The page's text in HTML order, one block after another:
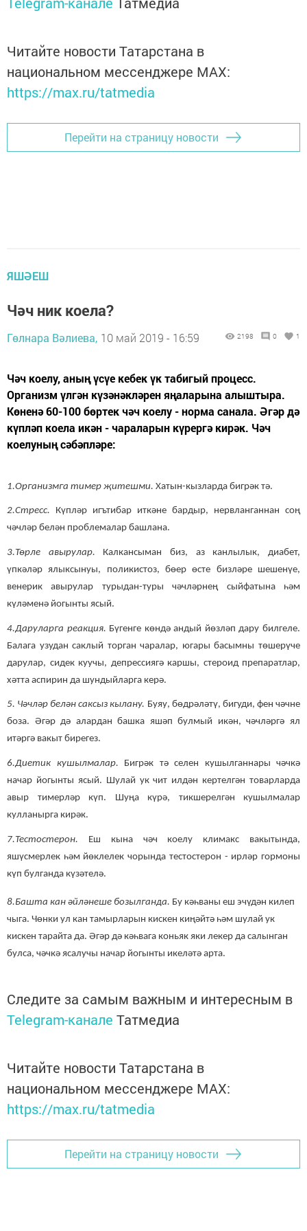
Читайте новости Татарстана в
национальном мессенджере MАХ:
https://max.ru/tatmedia
Перейти на страницу новости
ЯШӘЕШ
Чәч ник коела?
Гөлнара Вәлиева, 10 май 2019 - 16:59 2198 0 1
Чәч коелу, аның үсүе кебек үк табигый процесс.
Организм үлгән күзәнәкләрен яңаларына алыштыра.
Көненә 60-100 бөртек чәч коелу - норма санала. Әгәр дә
күпләп коела икән - чараларын күрергә кирәк. Чәч
коелуның сәбәпләре:
1.Организмга тимер җитешми. Хатын-кызларда бигрәк тә.
2.Стресс. Күпләр игътибар иткәне бардыр, нервланганнан соң
чәчләр белән проблемалар башлана.
3.Төрле авырулар.
Калкансыман биз, аз канлылык, диабет,
үпкәләр ялыксынуы, поликистоз, бөер өсте бизләре шешенүе,
венерик авырулар турыдан-туры чәчләрнең сыйфатына һәм
күләменә йогынты ясый.
4.Даруларга реакция. Бүгенге көндә андый йөзләп дару билгеле.
Балага узудан саклый торган чаралар, югары басымны төшерүче
дарулар, сидек куучы, депрессиягә каршы, стероид препаратлар,
хәтта аспирин да шундыйларга керә.
5. Чәчләр белән саксыз кылану. Буяу, бөдрәләтү, бигуди, фен чәчне
боза. Әгәр дә алардан башка яшәп булмый икән, чәчләргә ял
итәргә вакыт бирегез.
6.Диетик кушылмалар.
Бигрәк тә селен кушылганнары чәчкә
начар йогынты ясый. Шулай ук чит илдән кертелгән товарларда
авыр тимерләр күп. Шуңа күрә, тикшерелгән кушылмалар
кулланырга кирәк.
7.Тестостерон. Еш кына чәч коелу климакс вакытында,
яшүсмерлек һәм йөклелек чорында тестостерон - ирләр гормоны
күп булганда күзәтелә.
8.Башта кан әйләнеше бозылганда. Бу кәһваны еш эчүдән килеп
чыга. Чөнки ул кан тамырларын кискен киңәйтә һәм шулай ук
кискен тарайта да. Әгәр дә кәһвага коньяк яки лекер да салынган
булса, чәчкә ясалучы начар йогынты икеләтә арта.
Следите за самым важным и интересным в
Telegram-канале Татмедиа
Читайте новости Татарстана в
национальном мессенджере MАХ:
https://max.ru/tatmedia
Перейти на страницу новости